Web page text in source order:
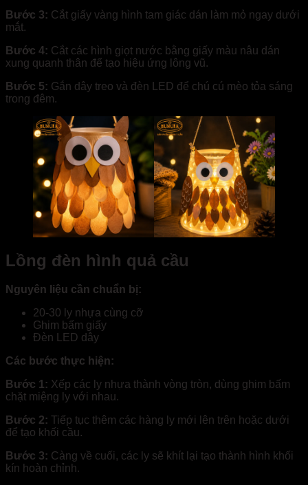
Bước 3: Cắt giấy vàng hình tam giác dán làm mỏ ngay dưới
mắt.
Bước 4: Cắt các hình giọt nước bằng giấy màu nâu dán
xung quanh thân để tạo hiệu ứng lông vũ.
Bước 5: Gắn dây treo và đèn LED để chú cú mèo tỏa sáng
trong đêm.
Lồng đèn hình quả cầu
Nguyên liệu cần chuẩn bị:
20-30 ly nhựa cùng cỡ
Ghim bấm giấy
Đèn LED dây
Các bước thực hiện:
Bước 1: Xếp các ly nhựa thành vòng tròn, dùng ghim bấm
chặt miệng ly với nhau.
Bước 2: Tiếp tục thêm các hàng ly mới lên trên hoặc dưới
để tạo khối cầu.
Bước 3: Càng về cuối, các ly sẽ khít lại tạo thành hình khối
kín hoàn chỉnh.